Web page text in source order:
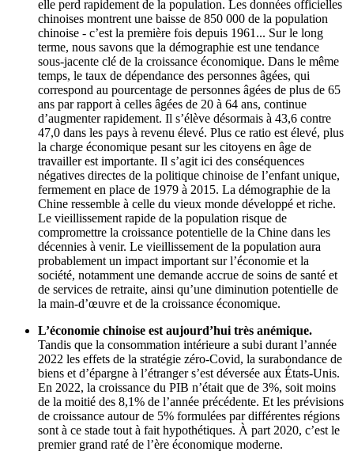
elle perd rapidement de la population. Les données officielles
chinoises montrent une baisse de 850 000 de la population
chinoise - c’est la première fois depuis 1961... Sur le long
terme, nous savons que la démographie est une tendance
sous-jacente clé de la croissance économique. Dans le même
temps, le taux de dépendance des personnes âgées, qui
correspond au pourcentage de personnes âgées de plus de 65
ans par rapport à celles âgées de 20 à 64 ans, continue
d’augmenter rapidement. Il s’élève désormais à 43,6 contre
47,0 dans les pays à revenu élevé. Plus ce ratio est élevé, plus
la charge économique pesant sur les citoyens en âge de
travailler est importante. Il s’agit ici des conséquences
négatives directes de la politique chinoise de l’enfant unique,
fermement en place de 1979 à 2015. La démographie de la
Chine ressemble à celle du vieux monde développé et riche.
Le vieillissement rapide de la population risque de
compromettre la croissance potentielle de la Chine dans les
décennies à venir. Le vieillissement de la population aura
probablement un impact important sur l’économie et la
société, notamment une demande accrue de soins de santé et
de services de retraite, ainsi qu’une diminution potentielle de
la main-d’œuvre et de la croissance économique.
L’économie chinoise est aujourd’hui très anémique.
Tandis que la consommation intérieure a subi durant l’année
2022 les effets de la stratégie zéro-Covid, la surabondance de
biens et d’épargne à l’étranger s’est déversée aux États-Unis.
En 2022, la croissance du PIB n’était que de 3%, soit moins
de la moitié des 8,1% de l’année précédente. Et les prévisions
de croissance autour de 5% formulées par différentes régions
sont à ce stade tout à fait hypothétiques. À part 2020, c’est le
premier grand raté de l’ère économique moderne.